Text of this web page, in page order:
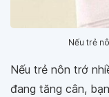
Nếu trẻ
Nếu trẻ nôn trớ
đang tăng cân,